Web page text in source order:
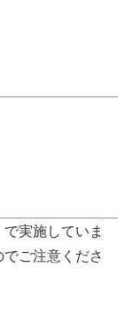
実施していま
ご注意くださ